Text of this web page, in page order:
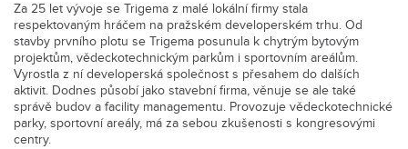
Za 25 let vývoje se Trigema z malé lokální firmy stala
respektovaným hráčem na pražském developerském trhu. Od
stavby prvního plotu se Trigema posunula k chytrým bytovým
projektům, vědeckotechnickým parkům i sportovním areálům.
Vyrostla z ní developerská společnost s přesahem do dalších
aktivit. Dodnes působí jako stavební firma, věnuje se ale také
správě budov a facility managementu. Provozuje vědeckotechnické
parky, sportovní areály, má za sebou zkušenosti s kongresovými
centry.